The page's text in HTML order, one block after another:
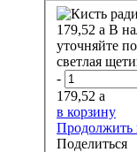
179,52 a В
уточняйте
-
179,52 a
в корзину
Продолжить
Поделиться